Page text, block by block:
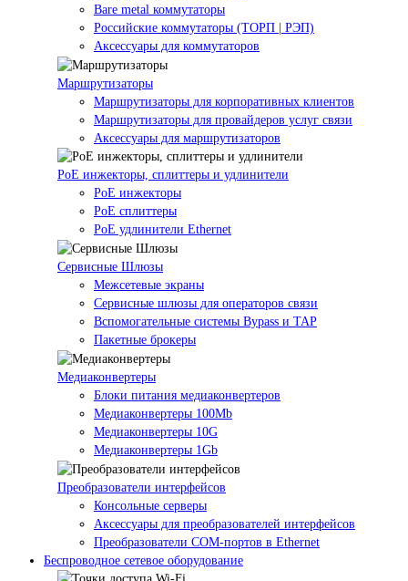
Bare metal коммутаторы
Российские коммутаторы (ТОРП | РЭП)
Аксессуары для коммутаторов
Маршрутизаторы
Маршрутизаторы для корпоративных клиентов
Маршрутизаторы для провайдеров услуг связи
Аксессуары для маршрутизаторов
PoE инжекторы, сплиттеры и удлинители
PoE инжекторы
PoE сплиттеры
PoE удлинители Ethernet
Сервисные Шлюзы
Межсетевые экраны
Сервисные шлюзы для операторов связи
Вспомогательные системы Bypass и TAP
Пакетные брокеры
Медиаконвертеры
Блоки питания медиаконвертеров
Медиаконвертеры 100Mb
Медиаконвертеры 10G
Медиаконвертеры 1Gb
Преобразователи интерфейсов
Консольные серверы
Аксессуары для преобразователей интерфейсов
Преобразователи COM-портов в Ethernet
Беспроводное сетевое оборудование